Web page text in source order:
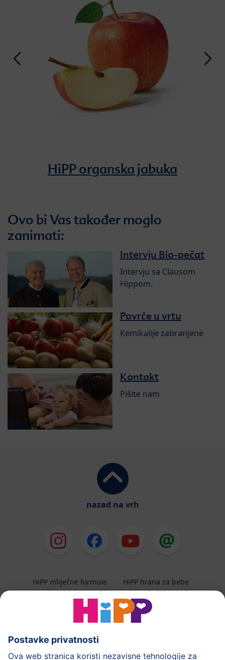
HiPP organska jabuka
Ovo bi Vas također moglo
zanimati:
Intervju Bio-pečat
Intervju sa Clausom
Hippom.
Povrće u vrtu
Kemikalije zabranjene
Kontakt
Pišite nam
nazad na vrh
HiPP mliječne formule
HiPP hrana za bebe
HiPP njega
HiPP trudnoća
Terapeutska dijeta
Zaštita podataka i upute za korištenj